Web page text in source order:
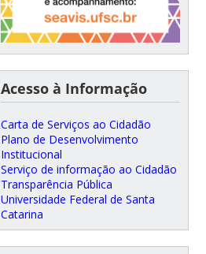
Acesso à Informação
Carta de Serviços ao Cidadão
Plano de Desenvolvimento
Institucional
Serviço de informação ao Cidadão
Transparência Pública
Universidade Federal de Santa
Catarina